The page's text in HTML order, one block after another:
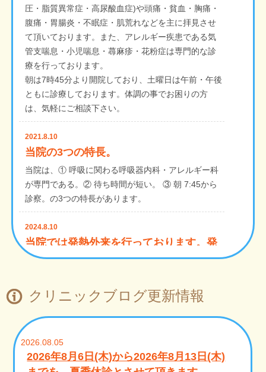
圧・脂質異常症・高尿酸血症)や頭痛・貧血・胸痛・
腹痛・胃腸炎・不眠症・肌荒れなどを主に拝見させ
て頂いております。また、アレルギー疾患である気
管支喘息・小児喘息・蕁麻疹・花粉症は専門的な診
療を行っております。
朝は7時45分より開院しており、土曜日は午前・午後
ともに診療しております。体調の事でお困りの方
は、気軽にご相談下さい。
2021.8.10
当院の3つの特長。
当院は、① 呼吸に関わる呼吸器内科・アレルギー科
が専門である。② 待ち時間が短い。 ③ 朝 7:45から
診察。の3つの特長があります。
2024.8.10
当院では発熱外来を行っております。発
熱を含む風邪症状の方の診察を呼吸器科
をお願い致します。
行っております。必要に応じて新型コロナ抗原検
検査(咽頭結膜熱)・溶連菌抗原検査・マイコプラズマ
抗原検査などを年齢問わずに実施しています。
クリニックブログ更新情報